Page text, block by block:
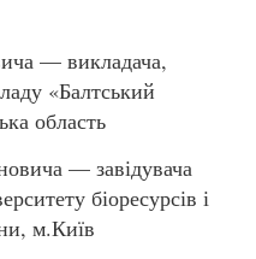
— викладача,
«Балтський
область
— завідувача
біоресурсів і
м.Київ